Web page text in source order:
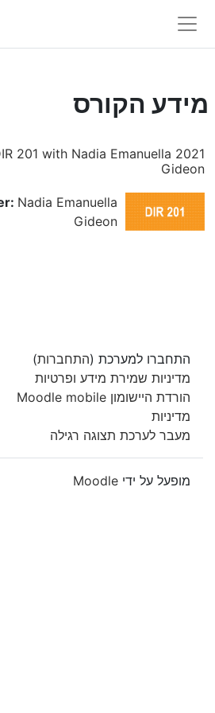
חלון סקירה צדדי
מידע הקורס
DIR 201 with Nadia Emanuella
Gideon
Nadia Emanuella
Gideon
התחברו למערכת (התחברות)
מדיניות שמירת מידע ופרטיות
הורדת היישומון Moodle mobile
מדיניות
מעבר לערכת תצוגה רגילה
מופעל על ידי Moodle